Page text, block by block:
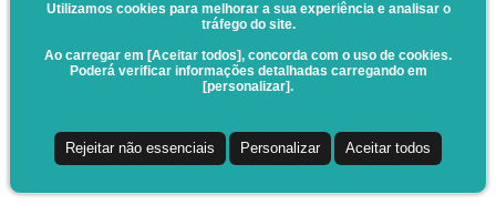
Utilizamos cookies para melhorar a sua experiência e analisar o
tráfego do site.
Ao carregar em [Aceitar todos], concorda com o uso de cookies.
Poderá verificar informações detalhadas carregando em
[personalizar].
Rejeitar não essenciais Personalizar Aceitar todos